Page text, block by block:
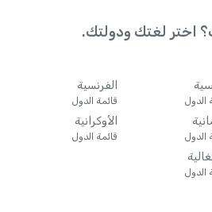
اختر لغتك ودولتك.
الدول
الفرنسية
قائمة الدول
الدول
الأوكرانية
قائمة الدول
الدول